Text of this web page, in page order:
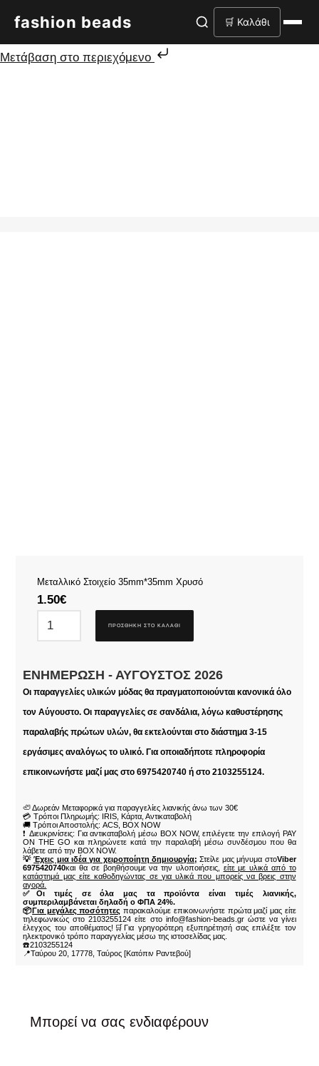
fashion beads 🛒 Καλάθι
Μετάβαση στο περιεχόμενο
Μεταλλικό Στοιχείο 35mm*35mm Χρυσό
1.50€
ΠΡΟΣΘΉΚΗ ΣΤΟ ΚΑΛΆΘΙ
ΕΝΗΜΈΡΩΣΗ - ΑΎΓΟΥΣΤΟΣ 2026
Οι παραγγελίες υλικών μόδας θα πραγματοποιούνται κανονικά όλο
τον Αύγουστο. Οι παραγγελίες σε σανδάλια, λόγω καθυστέρησης
παραλαβής πρώτων υλών, θα εκτελούνται στο διάστημα 3-15
εργάσιμες αναλόγως το υλικό. Για οποιαδήποτε πληροφορία
επικοινωνήστε μαζί μας στο 6975420740 ή στο 2103255124.
🦥 Δωρεάν Μεταφορικά για παραγγελίες λιανικής άνω των 30€
💳 Τρόποι Πληρωμής: IRIS, Κάρτα, Αντικαταβολή
🚚 Τρόποι Αποστολής: ACS, BOX NOW
❗ Διευκρινίσεις: Για αντικαταβολή μέσω BOX NOW, επιλέγετε την επιλογή PAY
ON THE GO και πληρώνετε κατά την παραλαβή μέσω συνδέσμου που θα
λάβετε από την BOX NOW.
💡Έχεις μια ιδέα για χειροποίητη δημιουργία; Στείλε μας μήνυμα στοViber
6975420740και θα σε βοηθήσουμε να την υλοποιήσεις, είτε με υλικά από το
κατάστημά μας είτε καθοδηγώντας σε για υλικά που μπορείς να βρεις στην
αγορά.
✅Οι τιμές σε όλα μας τα προϊόντα είναι τιμές λιανικής,
συμπεριλαμβάνεται δηλαδή ο ΦΠΑ 24%.
📦Για μεγάλες ποσότητες παρακαλούμε επικοινωνήστε πρώτα μαζί μας είτε
τηλεφωνικώς στο 2103255124 είτε στο info@fashion-beads.gr ώστε να γίνει
έλεγχος του αποθέματος!🛒Για γρηγορότερη εξυπηρέτησή σας επιλέξτε τον
ηλεκτρονικό τρόπο παραγγελίας μέσω της ιστοσελίδας μας.
☎️2103255124
📍Ταύρου 20, 17778, Ταύρος [Κατόπιν Ραντεβού]
Μπορεί να σας ενδιαφέρουν